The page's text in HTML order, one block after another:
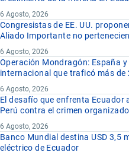
6 Agosto, 2026
Congresistas de EE. UU.
Aliado Importante no
6 Agosto, 2026
Operación Mondragón: España
internacional que traficó más de
6 Agosto, 2026
El desafío que enfrenta Ecuador
Perú contra el crimen organizado
6 Agosto, 2026
Banco Mundial destina USD 3,5
eléctrico de Ecuador